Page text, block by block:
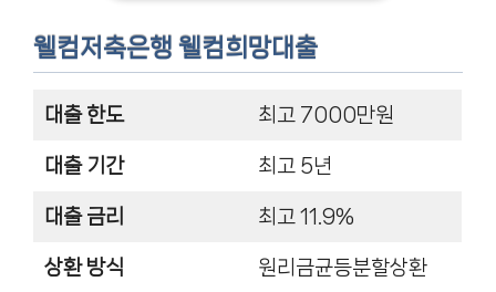
웰컴저축은행 웰컴희망대출
대출 한도 최고 7000만원
대출 기간 최고 5년
대출 금리 최고 11.9%
상환 방식 원리금균등분할상환